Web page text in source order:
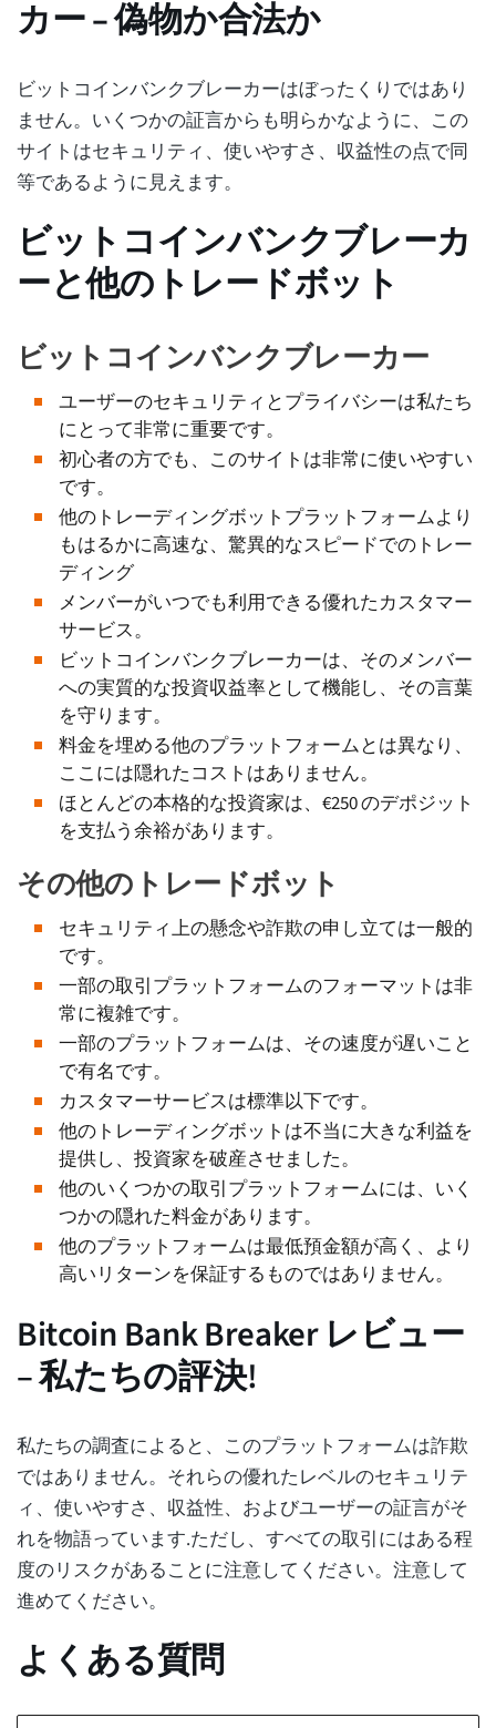
カー – 偽物か合法か
ビットコインバンクブレーカーはぼったくりではあり
ません。いくつかの証言からも明らかなように、この
サイトはセキュリティ、使いやすさ、収益性の点で同
等であるように見えます。
ビットコインバンクブレーカ
ーと他のトレードボット
ビットコインバンクブレーカー
ユーザーのセキュリティとプライバシーは私たち
にとって非常に重要です。
初心者の方でも、このサイトは非常に使いやすい
です。
他のトレーディングボットプラットフォームより
もはるかに高速な、驚異的なスピードでのトレー
ディング
メンバーがいつでも利用できる優れたカスタマー
サービス。
ビットコインバンクブレーカーは、そのメンバー
への実質的な投資収益率として機能し、その言葉
を守ります。
料金を埋める他のプラットフォームとは異なり、
ここには隠れたコストはありません。
ほとんどの本格的な投資家は、€250 のデポジット
を支払う余裕があります。
その他のトレードボット
セキュリティ上の懸念や詐欺の申し立ては一般的
です。
一部の取引プラットフォームのフォーマットは非
常に複雑です。
一部のプラットフォームは、その速度が遅いこと
で有名です。
カスタマーサービスは標準以下です。
他のトレーディングボットは不当に大きな利益を
提供し、投資家を破産させました。
他のいくつかの取引プラットフォームには、いく
つかの隠れた料金があります。
他のプラットフォームは最低預金額が高く、より
高いリターンを保証するものではありません。
Bitcoin Bank Breaker レビュー
– 私たちの評決!
私たちの調査によると、このプラットフォームは詐欺
ではありません。それらの優れたレベルのセキュリテ
ィ、使いやすさ、収益性、およびユーザーの証言がそ
れを物語っています.ただし、すべての取引にはある程
度のリスクがあることに注意してください。注意して
進めてください。
よくある質問